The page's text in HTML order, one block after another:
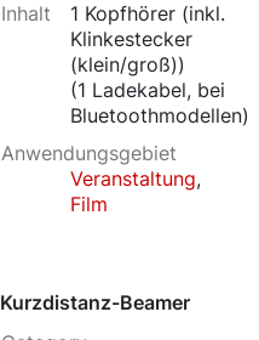
Inhalt
1 Kopfhörer (inkl.
Klinkestecker
(klein/groß))
(1 Ladekabel, bei
Bluetoothmodellen)
Anwendungsgebiet
Veranstaltung,
Film
Kurzdistanz-Beamer